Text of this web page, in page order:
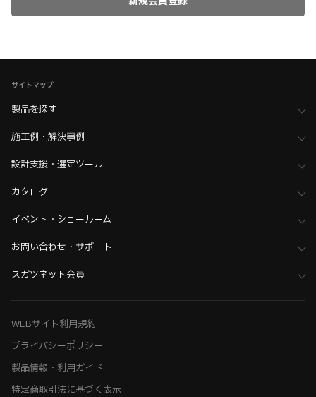
サイトマップ
製品を探す
施工例・解決事例
設計支援・選定ツール
カタログ
イベント・ショールーム
お問い合わせ・サポート
スガツネット会員
WEBサイト利用規約
プライバシーポリシー
製品情報・利用ガイド
特定商取引法に基づく表示